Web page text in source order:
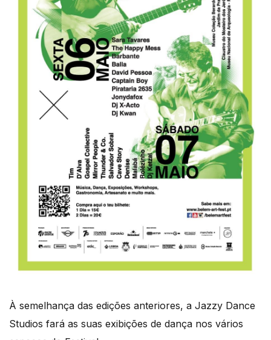
À semelhança das edições anteriores, a Jazzy Dance
Studios fará as suas exibições de dança nos vários